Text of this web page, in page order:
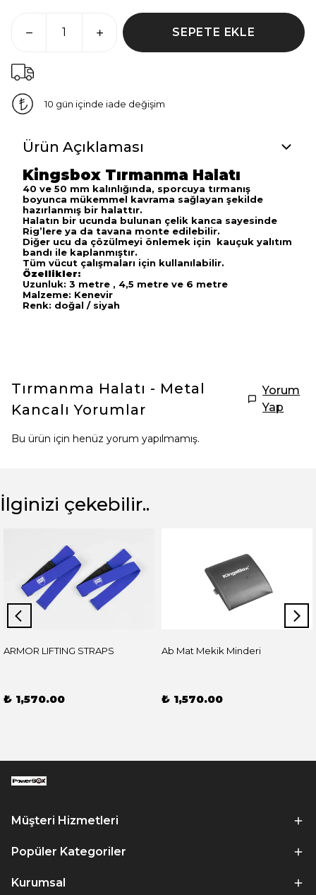
SEPETE EKLE
10 gün içinde iade değişim
Ürün Açıklaması
Kingsbox Tırmanma Halatı
40 ve 50 mm kalınlığında, sporcuya tırmanış
boyunca mükemmel kavrama sağlayan şekilde
hazırlanmış bir halattır.
Halatın bir ucunda bulunan çelik kanca sayesinde
Rig’lere ya da tavana monte edilebilir.
Diğer ucu da çözülmeyi önlemek için kauçuk yalıtım
bandı ile kaplanmıştır.
Tüm vücut çalışmaları için kullanılabilir.
Özellikler:
Uzunluk: 3 metre , 4,5 metre ve 6 metre
Malzeme: Kenevir
Renk: doğal / siyah
Tırmanma Halatı - Metal
Kancalı Yorumlar
Yorum
Yap
Bu ürün için henüz yorum yapılmamış.
İlginizi çekebilir..
ARMOR LIFTING STRAPS
₺ 1,570.00
Ab Mat Mekik Minderi
₺ 1,570.00
Müşteri Hizmetleri
Popüler Kategoriler
Kurumsal